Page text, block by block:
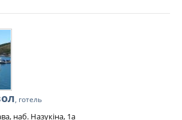
, готель
наб. Назукіна, 1а